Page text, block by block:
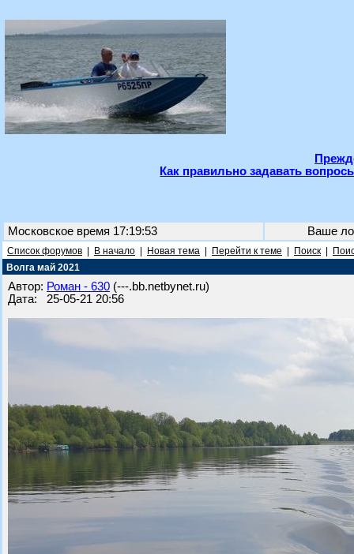
Как правильно задавать
Московское время 17:19:53 Ваше
Список форумов В начало Новая тема Перейти к теме Поиск
Волга май 2021
Автор: Роман - 630 (---.bb.netbynet.ru)
Дата: 25-05-21 20:56